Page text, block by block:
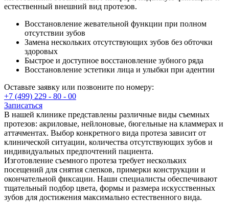
естественный внешний вид протезов.
Восстановление жевательной функции при полном
отсутствии зубов
Замена нескольких отсутствующих зубов без обточки
здоровых
Быстрое и доступное восстановление зубного ряда
Восстановление эстетики лица и улыбки при адентии
Оставьте заявку или позвоните по номеру:
+7 (499) 229 - 80 - 00
Записаться
В нашей клинике представлены различные виды съемных
протезов: акриловые, нейлоновые, бюгельные на кламмерах и
аттачментах. Выбор конкретного вида протеза зависит от
клинической ситуации, количества отсутствующих зубов и
индивидуальных предпочтений пациента.
Изготовление съемного протеза требует нескольких
посещений для снятия слепков, примерки конструкции и
окончательной фиксации. Наши специалисты обеспечивают
тщательный подбор цвета, формы и размера искусственных
зубов для достижения максимально естественного вида.